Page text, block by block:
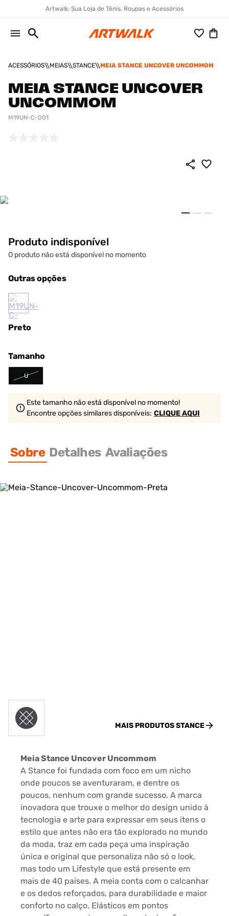
Artwalk: Sua Loja de Tênis, Roupas e Acessórios
ACESSÓRIOS MEIAS STANCE MEIA STANCE UNCOVER UNCOMMOM
MEIA STANCE UNCOVER
UNCOMMOM
M19UN-C-001
Produto indisponível
O produto não está disponível no momento
Outras opções
Preto
Tamanho
U
Este tamanho não está disponível no momento!
Encontre opções similaresdisponíveis: CLIQUE AQUI
Sobre Detalhes Avaliações
MAIS PRODUTOSSTANCE
Meia Stance Uncover Uncommom
A Stance foi fundada com foco em um nicho
onde poucos se aventuraram, e dentre os
poucos, nenhum com grande sucesso. A marca
inovadora que trouxe o melhor do design unido à
tecnologia e arte para expressar em seus itens o
estilo que antes não era tão explorado no mundo
da moda, traz em cada peça uma inspiração
única e original que personaliza não só o look,
mas todo um Lifestyle que está presente em
mais de 40 países. A meia conta com o calcanhar
e os dedos reforçados, para durabilidade e maior
conforto no calço. Elásticos em pontos